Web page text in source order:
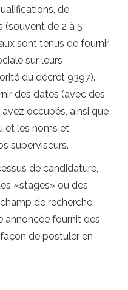
de
(souvent de 2 à 5
sont tenus de fournir
sur leurs
du décret 9397).
des dates (avec des
occupés, ainsi que
et les noms et
superviseurs.
de candidature,
«stages» ou des
de recherche.
annoncée fournit des
de postuler en